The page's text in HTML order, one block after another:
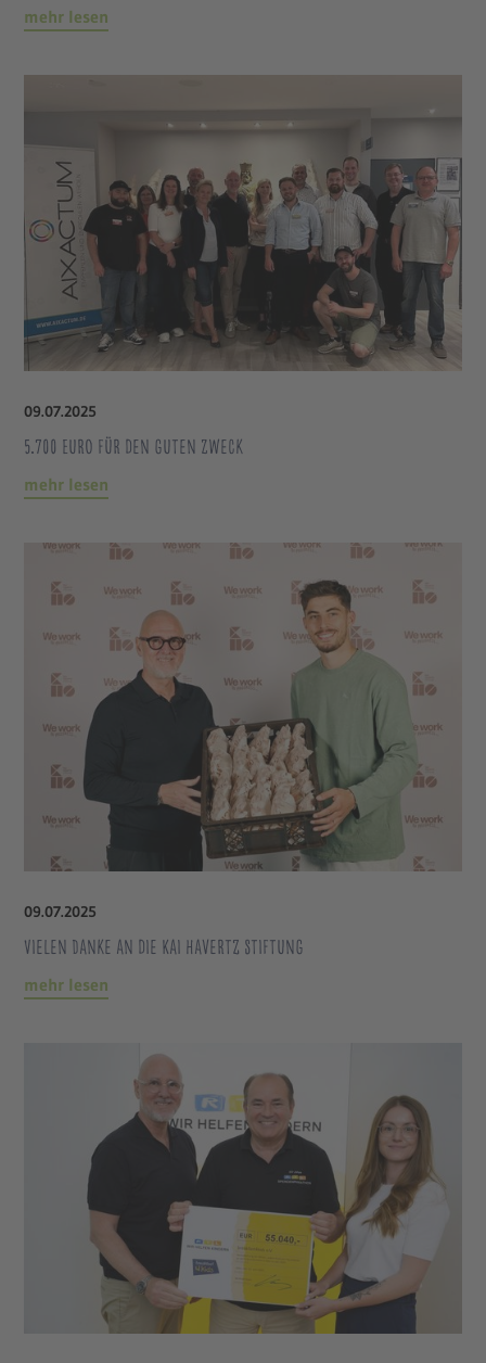
mehr lesen
09.07.2025
5.700 Euro für den guten Zweck
mehr lesen
09.07.2025
Vielen Danke an die Kai Havertz Stiftung
mehr lesen